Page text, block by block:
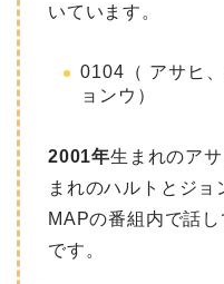
いています。
0104（ アサヒ
ョンウ）
2001年生まれのア
まれのハルトとジ
MAPの番組内で話
です。